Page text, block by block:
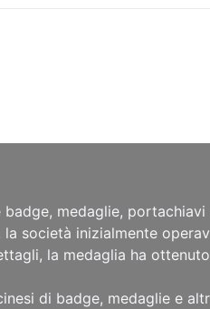
medaglie, portachiavi
società inizialmente
la medaglia ha ottenuto
di badge, medaglie e